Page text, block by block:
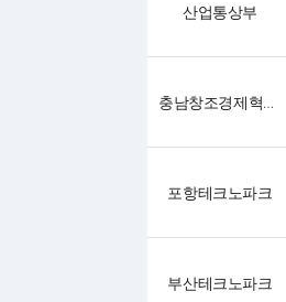
산업통상부
충남창조경제혁신센터
포항테크노파크
부산테크노파크